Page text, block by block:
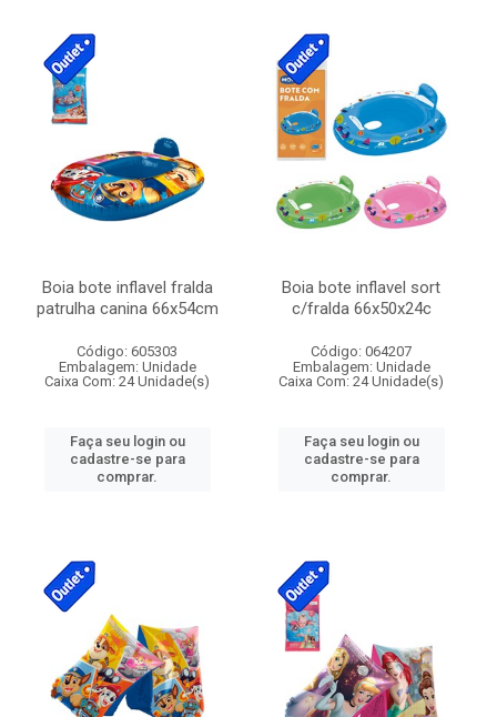
Boia bote inflavel fralda
patrulha canina 66x54cm
Código: 605303
Embalagem: Unidade
Caixa Com: 24 Unidade(s)
Faça seu login ou
cadastre-se para
comprar.
Boia bote inflavel sort
c/fralda 66x50x24c
Código: 064207
Embalagem: Unidade
Caixa Com: 24 Unidade(s)
Faça seu login ou
cadastre-se para
comprar.